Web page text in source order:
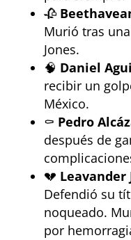
🥀
Murió tras
Jones.
🧠 Daniel
recibir un
México.
⚰️ Pedro
después de
💔 Leavander
Defendió su
noqueado.
por